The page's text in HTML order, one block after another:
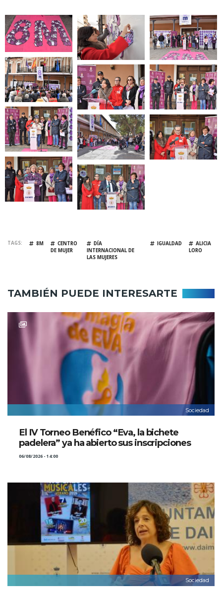
TAGS 8M
CENTRO
DE MUJER
DÍA
INTERNACIONAL DE
LAS MUJERES
IGUALDAD
ALICIA
LORO
TAMBIÉN PUEDE INTERESARTE
Sociedad
El IV Torneo Benéfico “Eva, la bichete
padelera” ya ha abierto sus inscripciones
06/08/2026 - 14:00
Sociedad